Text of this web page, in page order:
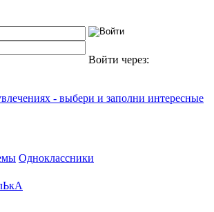
Войти через:
- выбери и заполни интересные
Одноклассники